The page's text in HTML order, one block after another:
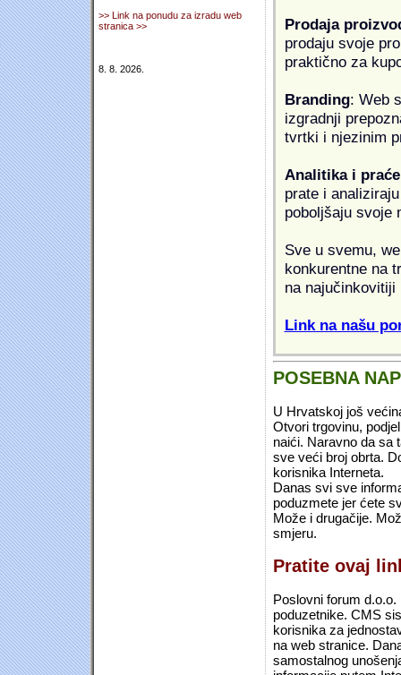
>> Link na ponudu za izradu web
stranica >>
8. 8. 2026.
Prodaja
prodaju svoje
praktično za
Branding: Web
izgradnji
tvrtki i njezinim
Analitika i
prate i
poboljšaju svoje
Sve u svemu,
konkurentne na
na najučinkovitiji
Link na našu
POSEBNA
U Hrvatskoj još
Otvori trgovinu,
naići. Naravno da sa
sve veći broj obrta.
korisnika Interneta.
Danas svi sve
poduzmete jer ćete
Može i drugačije.
smjeru.
Pratite ovaj
Poslovni forum
poduzetnike. CMS
korisnika za
na web stranice.
samostalnog